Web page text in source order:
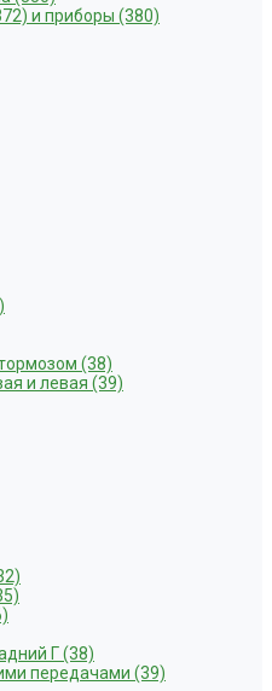
и приборы (380)
(38)
и левая (39)
Г (38)
передачами (39)